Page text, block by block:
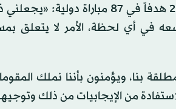
وأوضح اللاعب، الذي سجّل 28 هدفاً
في أي لحظة، الأمر لا يتعلق
بنا، ويؤمنون بأننا نملك
من الإيجابيات من ذلك